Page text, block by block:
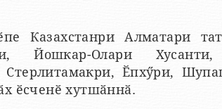
Казахстанри Алматари
Йошкар-Олари
Стерлитамакри, Ӗпхӳри,
ӗсченӗ хутшӑннӑ.